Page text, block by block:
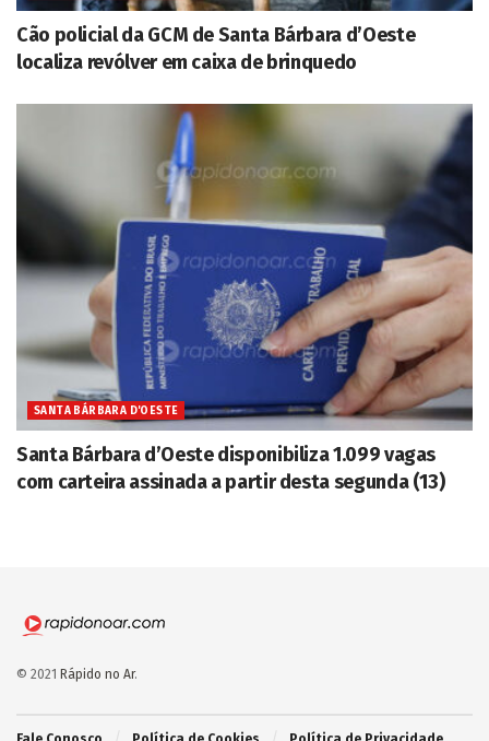
Cão policial da GCM de Santa Bárbara d’Oeste
localiza revólver em caixa de brinquedo
SANTA BÁRBARA D'OESTE
Santa Bárbara d’Oeste disponibiliza 1.099 vagas
com carteira assinada a partir desta segunda (13)
© 2021 Rápido no Ar.